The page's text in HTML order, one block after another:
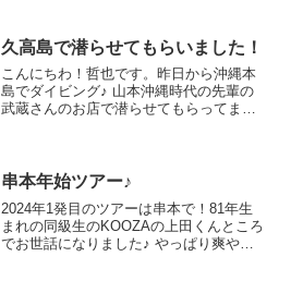
ありません。 今日は伊...
久高島で潜らせてもらいました！
こんにちわ！哲也です。昨日から沖縄本
島でダイビング♪ 山本沖縄時代の先輩の
武蔵さんのお店で潜らせてもらってます♪
から着後3ダイ...
串本年始ツアー♪
2024年1発目のツアーは串本で！81年生
まれの同級生のKOOZAの上田くんところ
でお世話になりました♪ やっぱり爽やか